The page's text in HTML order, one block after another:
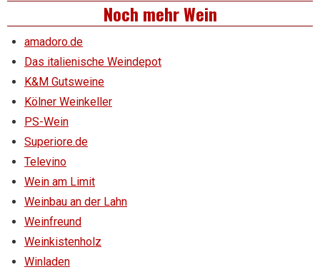
Noch mehr Wein
amadoro.de
Das italienische Weindepot
K&M Gutsweine
Kölner Weinkeller
PS-Wein
Superiore.de
Televino
Wein am Limit
Weinbau an der Lahn
Weinfreund
Weinkistenholz
Winladen